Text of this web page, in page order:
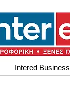
Intered Business